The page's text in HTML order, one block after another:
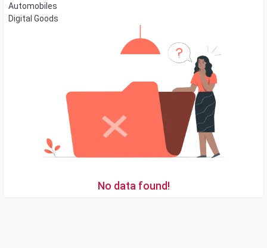
Automobiles
Digital Goods
No data found!